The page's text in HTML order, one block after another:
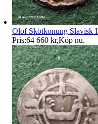
Olof Skötkonung Slavisk
Pris:64 660 kr,Köp nu.